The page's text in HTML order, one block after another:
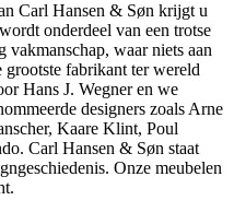
Carl Hansen & Søn krijgt u
onderdeel van een trotse
vakmanschap, waar niets aan
fabrikant ter wereld
Hans J. Wegner en we
designers zoals Arne
Kaare Klint, Poul
Carl Hansen & Søn staat
Onze meubelen